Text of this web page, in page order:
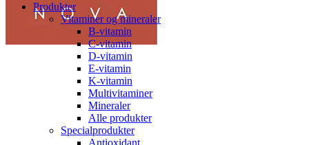
Produkter
Vitaminer og mineraler
B-vitamin
C-vitamin
D-vitamin
E-vitamin
K-vitamin
Multivitaminer
Mineraler
Alle produkter
Specialprodukter
Antioxidant